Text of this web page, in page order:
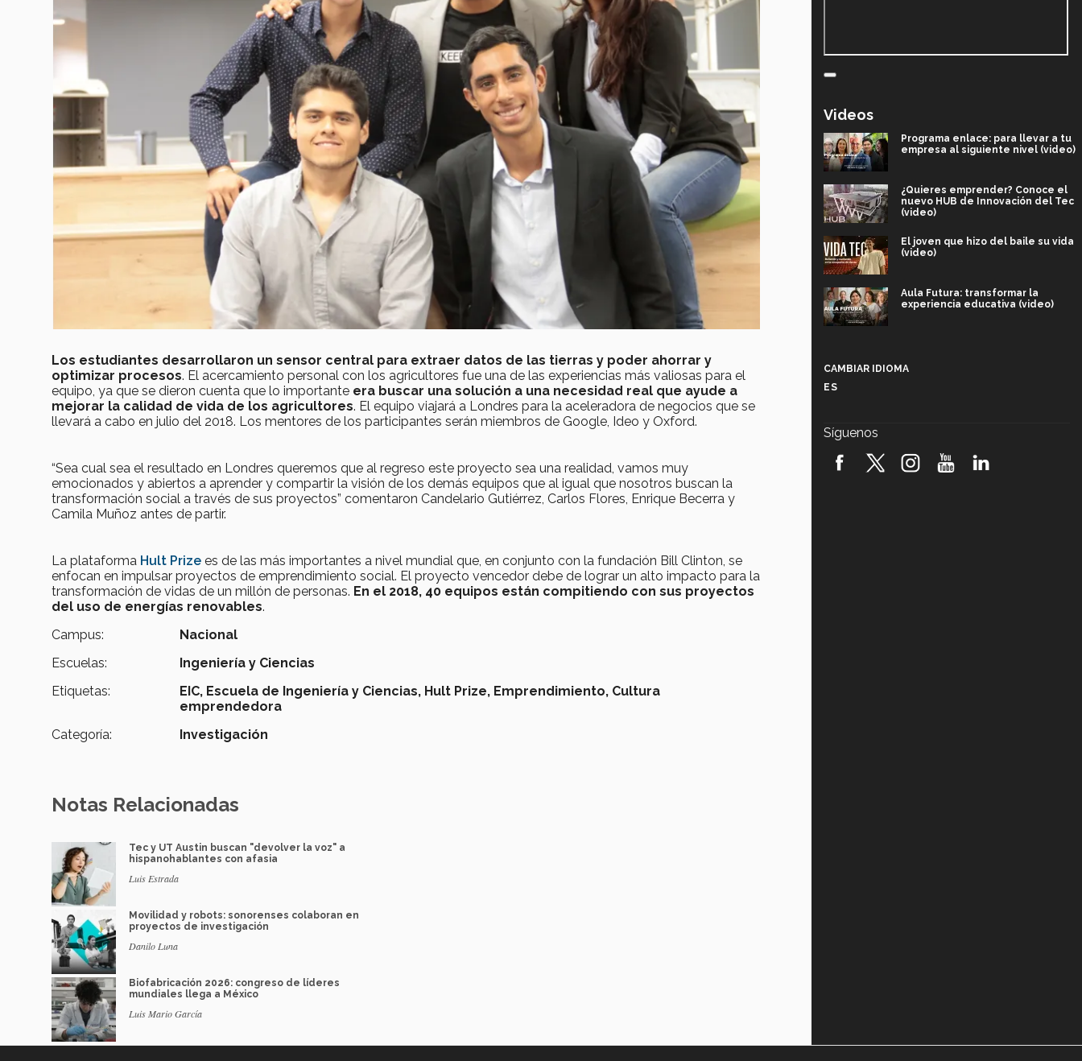
Los estudiantes desarrollaron un sensor central para extraer datos de las tierras y poder ahorrar y
optimizar procesos. El acercamiento personal con los agricultores fue una de las experiencias más valiosas para el
equipo, ya que se dieron cuenta que lo importante era buscar una solución a una necesidad real que ayude a
mejorar la calidad de vida de los agricultores. El equipo viajará a Londres para la aceleradora de negocios que se
llevará a cabo en julio del 2018. Los mentores de los participantes serán miembros de Google, Ideo y Oxford.
“Sea cual sea el resultado en Londres queremos que al regreso este proyecto sea una realidad, vamos muy
emocionados y abiertos a aprender y compartir la visión de los demás equipos que al igual que nosotros buscan la
transformación social a través de sus proyectos” comentaron Candelario Gutiérrez, Carlos Flores, Enrique Becerra y
Camila Muñoz antes de partir.
La plataforma Hult Prize es de las más importantes a nivel mundial que, en conjunto con la fundación Bill Clinton, se
enfocan en impulsar proyectos de emprendimiento social. El proyecto vencedor debe de lograr un alto impacto para la
transformación de vidas de un millón de personas. En el 2018, 40 equipos están compitiendo con sus proyectos
del uso de energías renovables.
Campus:
Nacional
Escuelas:
Ingeniería y Ciencias
Etiquetas:
EIC, Escuela de Ingeniería y Ciencias, Hult Prize, Emprendimiento, Cultura
emprendedora
Categoría:
Investigación
Notas Relacionadas
Tec y UT Austin buscan "devolver la voz" a
hispanohablantes con afasia
Luis Estrada
Movilidad y robots: sonorenses colaboran en
proyectos de investigación
Danilo Luna
Biofabricación 2026: congreso de líderes
mundiales llega a México
Luis Mario García
Videos
Programa enlace: para llevar a tu
empresa al siguiente nivel (video)
¿Quieres emprender? Conoce el
nuevo HUB de Innovación del Tec
(video)
El joven que hizo del baile su vida
(video)
Aula Futura: transformar la
experiencia educativa (video)
robótica FIRST 2026! (video)
CAMBIAR IDIOMA
ES
Síguenos